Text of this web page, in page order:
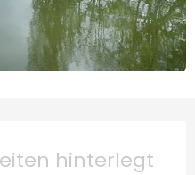
hinterlegt